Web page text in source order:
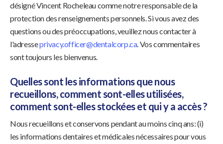
désigné Vincent Rocheleau comme notre responsable de la
protection des renseignements personnels. Si vous avez des
questions ou des préoccupations, veuillez nous contacter à
l'adresseprivacy.officer@dentalcorp.ca. Vos commentaires
sont toujours les bienvenus.
Quelles sont les informations que nous
recueillons, comment sont-elles utilisées,
comment sont-elles stockées et qui y a accès ?
Nous recueillons et conservons pendant au moins cinq ans: (i)
les informations dentaires et médicales nécessaires pour vous